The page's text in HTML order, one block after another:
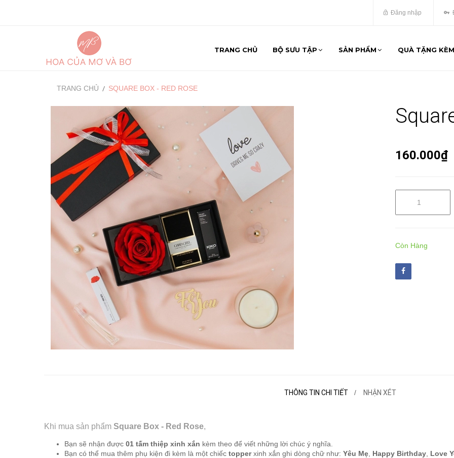
Đăng nhập
TRANG CHỦ BỘ SƯU TẬP SẢN PHẨM QUÀ TẶNG KÈM
TRANG CHỦ SQUARE BOX - RED ROSE
160.000₫
Còn Hàng
THÔNG TIN CHI TIẾT NHẬN XÉT
Khi mua sản phẩm Square Box - Red Rose,
Bạn sẽ nhận được 01 tấm thiệp xinh xắn kèm theo để viết những lời chúc ý nghĩa.
Bạn có thể mua thêm phụ kiện đi kèm là một chiếc topperxinh xắn ghi dòng chữ như: Yêu Mẹ Happy Birthday Love